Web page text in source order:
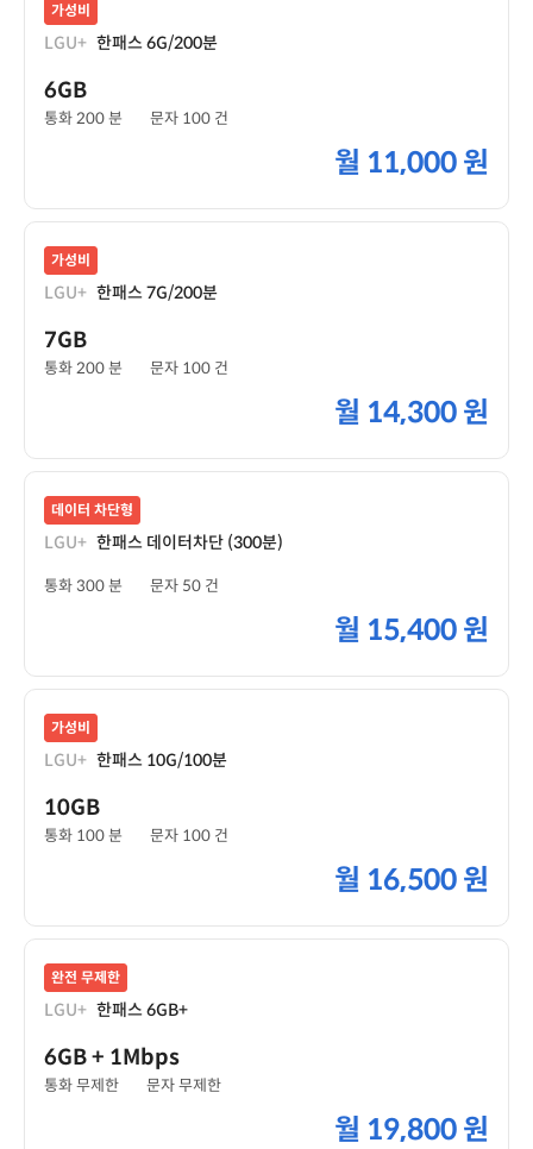
가성비
LGU+ 한패스 6G/200분
6GB
통화 200 분 문자 100 건
월 11,000 원
가성비
LGU+ 한패스 7G/200분
7GB
통화 200 분 문자 100 건
월 14,300 원
데이터 차단형
LGU+ 한패스 데이터차단 (300분)
통화 300 분 문자 50 건
월 15,400 원
가성비
LGU+ 한패스 10G/100분
10GB
통화 100 분 문자 100 건
월 16,500 원
완전 무제한
LGU+ 한패스 6GB+
6GB+ 1Mbps
통화 무제한 문자 무제한
월 19,800 원